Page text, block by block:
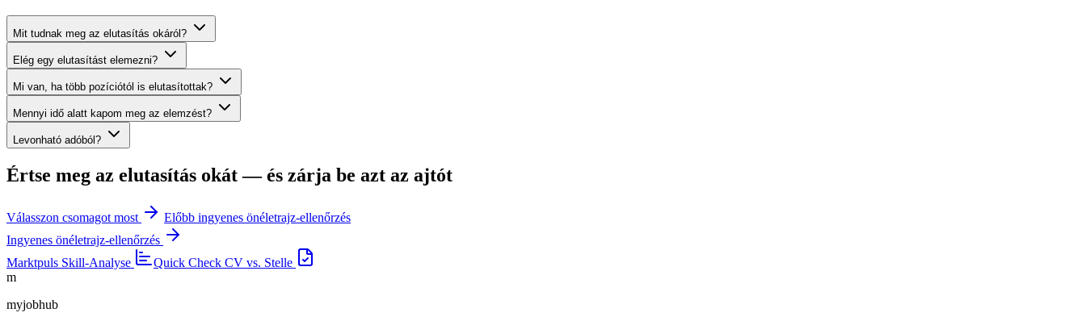
Mit tudnak meg az elutasítás okáról?
Elég egy elutasítást elemezni?
Mi van, ha több pozíciótól is elutasítottak?
Mennyi idő alatt kapom meg az elemzést?
Levonható adóból?
Értse meg az elutasítás okát — és zárja be azt az ajtót
Válasszon csomagot most
Előbb ingyenes önéletrajz-ellenőrzés
Ingyenes önéletrajz-ellenőrzés
Marktpuls Skill-Analyse Quick Check CV vs. Stelle
m
myjobhub